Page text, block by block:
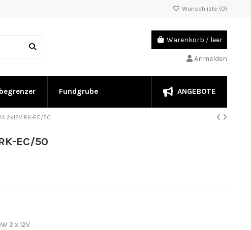
Wunschliste (0)
Warenkorb / leer
Anmelden
Fundgrube ANGEBOTE
2x12V RK-EC/50
EC/50
2 x 12V